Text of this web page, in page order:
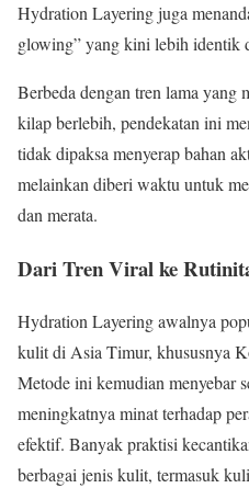
Hydration Layering juga
glowing” yang kini lebih identik
Berbeda dengan tren lama yang
kilap berlebih, pendekatan ini
tidak dipaksa menyerap bahan
melainkan diberi waktu untuk
dan merata.
Dari Tren Viral ke
Hydration Layering awalnya
kulit di Asia Timur, khususnya
Metode ini kemudian menyebar
meningkatnya minat terhadap
efektif. Banyak praktisi
berbagai jenis kulit, termasuk